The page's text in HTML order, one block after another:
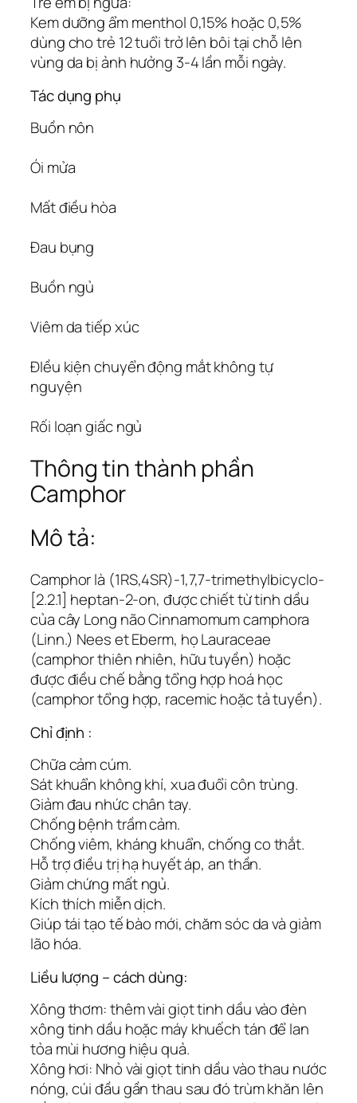
Kem dưỡng ẩm menthol 0,15% hoặc 0,5%
dùng cho trẻ 12 tuổi trở lên bôi tại chỗ lên
vùng da bị ảnh hưởng 3-4 lần mỗi ngày.
Tác dụng phụ
Buồn nôn
Ói mửa
Mất điều hòa
Đau bụng
Buồn ngủ
Viêm da tiếp xúc
ĐIều kiện chuyển động mắt không tự
nguyện
Rối loạn giấc ngủ
Thông tin thành phần
Camphor
Mô tả:
Camphor là (1RS,4SR)-1,7,7-trimethylbicyclo-
[2.2.1] heptan-2-on, được chiết từ tinh dầu
của cây Long não Cinnamomum camphora
(Linn.) Nees et Eberm, họ Lauraceae
(camphor thiên nhiên, hữu tuyền) hoặc
được điều chế bằng tổng hợp hoá học
(camphor tổng hợp, racemic hoặc tả tuyền).
Chỉ định :
Chữa cảm cúm.
Sát khuẩn không khí, xua đuổi côn trùng.
Giảm đau nhức chân tay.
Chống bệnh trầm cảm.
Chống viêm, kháng khuẩn, chống co thắt.
Hỗ trợ điều trị hạ huyết áp, an thần.
Giảm chứng mất ngủ.
Kích thích miễn dịch.
Giúp tái tạo tế bào mới, chăm sóc da và giảm
lão hóa.
Liều lượng – cách dùng:
Xông thơm: thêm vài giọt tinh dầu vào đèn
xông tinh dầu hoặc máy khuếch tán để lan
tỏa mùi hương hiệu quả.
Xông hơi: Nhỏ vài giọt tinh dầu vào thau nước
nóng, cúi đầu gần thau sau đó trùm khăn lên